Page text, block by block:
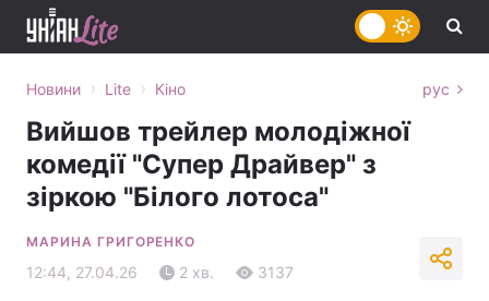
Новини › Lite › Кіно рус
Вийшов трейлер молодіжної
комедії "Супер Драйвер" з
зіркою "Білого лотоса"
МАРИНА ГРИГОРЕНКО
12:44, 27.04.26 2 хв. 3137